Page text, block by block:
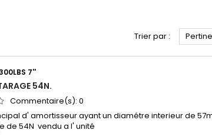
Trier par :
7''
54N.
Commentaire(s): 0
d' amortisseur ayant un diamétre interieur de
de 54N vendu a l' unité